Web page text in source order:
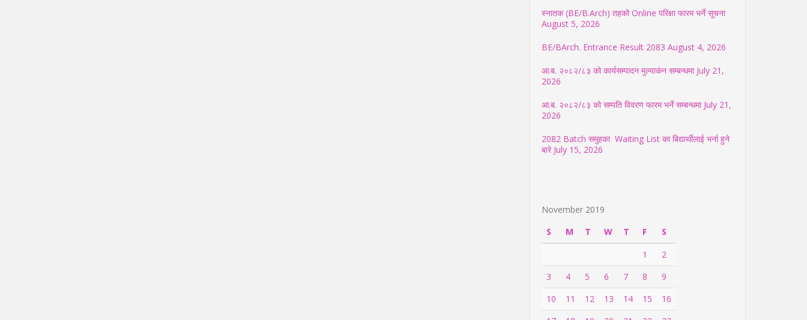
स्नातक (BE/B.Arch) तहको Online परिक्षा फारम भर्ने सूचना
August 5, 2026
BE/BArch. Entrance Result 2083 August 4, 2026
आ.ब. २०८२/८३ को कार्यसम्पादन मुल्याकंन सम्बन्धमा July 21,
2026
आ.ब. २०८२/८३ को सम्पति विवरण फारम भर्ने सम्बन्धमा July 21,
2026
2082 Batch समुहका Waiting List का बिद्यार्थीलाई भर्ना हुने
बारे July 15, 2026
November 2019
S
M T W T F
S
1
2
3
4 5 6 7 8
9
10
11 12 13 14 15
16